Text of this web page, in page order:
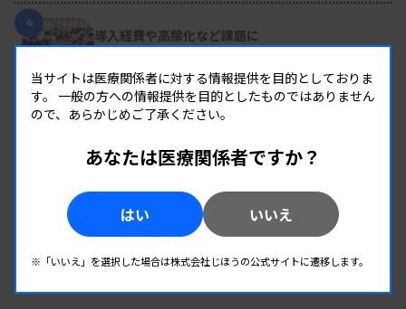
4
導入経費や高齢化など課題に
全医共、検査DXテーマに議論
5
2026年度学術推進プロジェクトを決定
当サイトは医療関係者に対する情報提供を目的としておりま
す。 一般の方への情報提供を目的としたものではありません
ので、あらかじめご了承ください。
あなたは医療関係者ですか？
はい いいえ
※「いいえ」を選択した場合は株式会社じほうの公式サイトに遷移します。